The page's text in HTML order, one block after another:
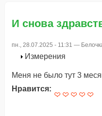
И снова
пн., 28.07.2025 - 11:31 —
Измерения
Меня не было тут 3
Нравится: